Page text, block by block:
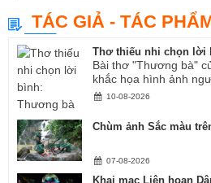
TÁC GIẢ - TÁC
Thơ thiếu nhi chọn lời
Bài thơ "Thương bà"
khắc họa hình ảnh
10-08-2026
Chùm ảnh Sắc màu
07-08-2026
Khai mạc Liên hoan